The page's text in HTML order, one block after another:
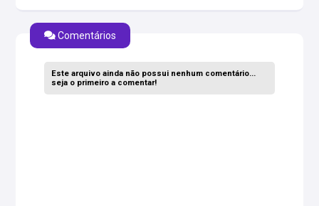
Comentários
Este arquivo ainda não possui nenhum comentário...
seja o primeiro a comentar!